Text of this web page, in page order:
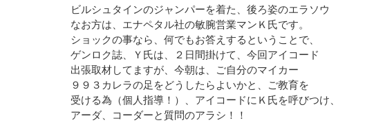
ビルシュタインのジャンパーを着た、後ろ姿のエラソウ
なお方は、エナペタル社の敏腕営業マンＫ氏です。
ショックの事なら、何でもお答えするということで、
ゲンロク誌、Ｙ氏は、２日間掛けて、今回アイコード
出張取材してますが、今朝は、ご自分のマイカー
９９３カレラの足をどうしたらよいかと、ご教育を
受ける為（個人指導！）、アイコードにＫ氏を呼びつけ、
アーダ、コーダーと質問のアラシ！！